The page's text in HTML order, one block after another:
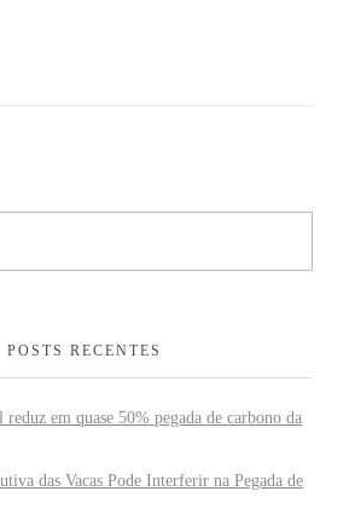
POSTS RECENTES
em quase 50% pegada de carbono da
das Vacas Pode Interferir na Pegada de